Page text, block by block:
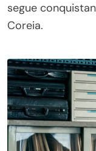
segue
Coreia.